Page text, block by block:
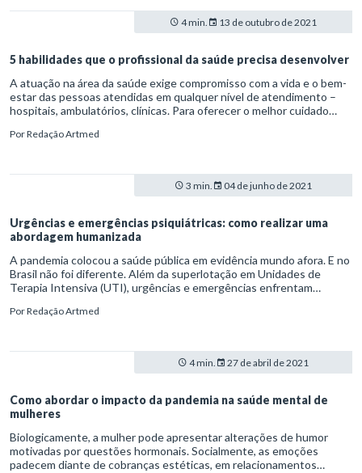
4 min. 13 de outubro de 2021
5 habilidades que o profissional da saúde precisa desenvolver
A atuação na área da saúde exige compromisso com a vida e o bem-
estar das pessoas atendidas em qualquer nível de atendimento –
hospitais, ambulatórios, clínicas. Para oferecer o melhor cuidado
técnicas e teorias aprendidas nos cursos de qualificação.
PorRedação Artmed
3 min. 04 de junho de 2021
Urgências e emergências psiquiátricas: como realizar uma
abordagem humanizada
A pandemia colocou a saúde pública em evidência mundo afora. E no
Brasil não foi diferente. Além da superlotação em Unidades de
Terapia Intensiva (UTI), urgências e emergências enfrentam
infectados. Problemas assim, vale ressaltar, somam-se às demandas
PorRedação Artmed
4 min. 27 de abril de 2021
Como abordar o impacto da pandemia na saúde mental de
mulheres
Biologicamente, a mulher pode apresentar alterações de humor
motivadas por questões hormonais. Socialmente, as emoções
padecem diante de cobranças estéticas, em relacionamentos